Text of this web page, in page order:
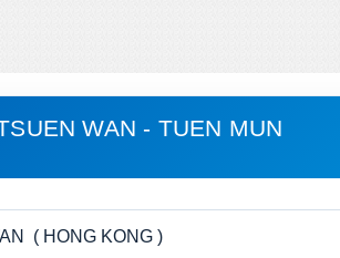
WAN - TUEN MUN